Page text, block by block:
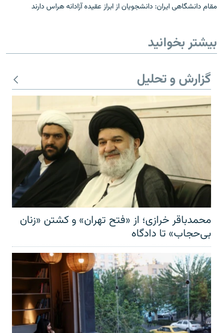
مقام دانشگاهی ایران: دانشجویان از ابراز عقیده آزادانه هراس دارند
بیشتر بخوانید
گزارش و تحلیل
محمدباقر خرازی؛ از «فتح تهران» و کشتن «زنان
بی‌حجاب» تا دادگاه